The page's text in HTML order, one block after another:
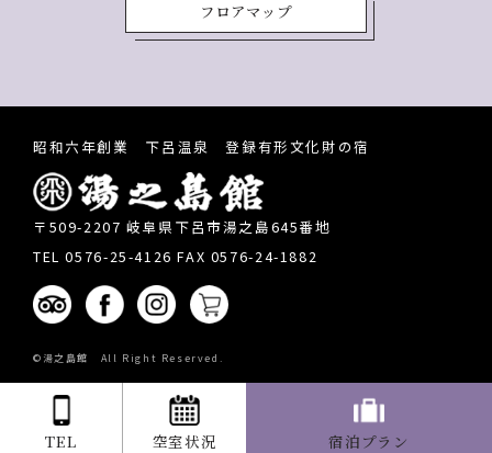
フロアマップ
昭和六年創業 下呂温泉 登録有形文化財の宿
〒509-2207 岐阜県下呂市湯之島645番地
TEL 0576-25-4126 FAX 0576-24-1882
©湯之島館 All Right Reserved.
TEL 空室状況 宿泊プラン